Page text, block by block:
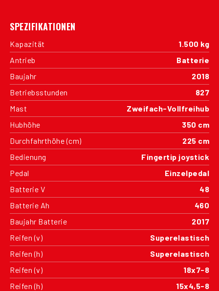
SPEZIFIKATIONEN
Kapazität
1.500 kg
Antrieb
Batterie
Baujahr
2018
Betriebsstunden
827
Mast
Zweifach-Vollfreihub
Hubhöhe
350 cm
Durchfahrthöhe (cm)
225 cm
Bedienung
Fingertip joystick
Pedal
Einzelpedal
Batterie V
48
Batterie Ah
460
Baujahr Batterie
2017
Reifen (v)
Superelastisch
Reifen (h)
Superelastisch
Reifen (v)
18x7-8
Reifen (h)
15x4,5-8